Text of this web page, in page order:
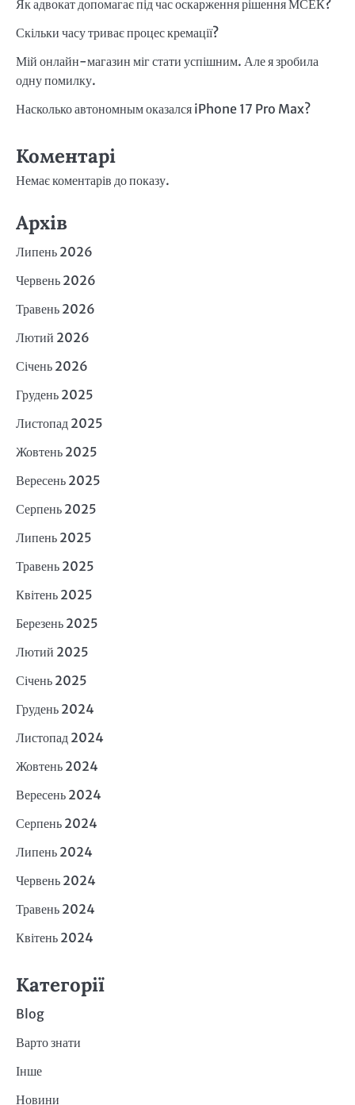
Як адвокат допомагає під час оскарження рішення МСЕК?
Скільки часу триває процес кремації?
Мій онлайн-магазин міг стати успішним. Але я зробила
одну помилку.
Насколько автономным оказался iPhone 17 Pro Max?
Коментарі
Немає коментарів до показу.
Архів
Липень 2026
Червень 2026
Травень 2026
Лютий 2026
Січень 2026
Грудень 2025
Листопад 2025
Жовтень 2025
Вересень 2025
Серпень 2025
Липень 2025
Травень 2025
Квітень 2025
Березень 2025
Лютий 2025
Січень 2025
Грудень 2024
Листопад 2024
Жовтень 2024
Вересень 2024
Серпень 2024
Липень 2024
Червень 2024
Травень 2024
Квітень 2024
Категорії
Blog
Варто знати
Інше
Новини